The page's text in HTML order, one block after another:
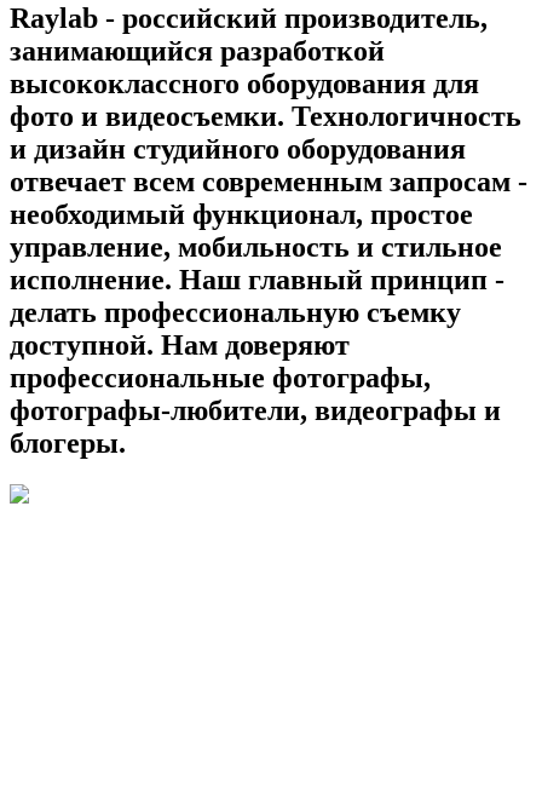
Raylab - российский производитель,
занимающийся разработкой
высококлассного оборудования для
фото и видеосъемки. Технологичность
и дизайн студийного оборудования
отвечает всем современным запросам -
необходимый функционал, простое
управление, мобильность и стильное
исполнение. Наш главный принцип -
делать профессиональную съемку
доступной. Нам доверяют
профессиональные фотографы,
фотографы-любители, видеографы и
блогеры.